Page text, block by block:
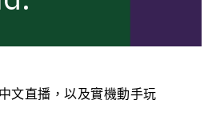
文直播，以及實機動手玩